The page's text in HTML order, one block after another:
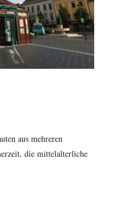
aus mehreren
die mittelalterliche